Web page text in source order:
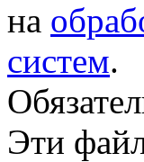
на
систем.
Эти